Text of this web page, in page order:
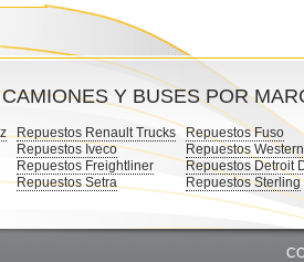
Y BUSES POR
Repuestos Renault Trucks
Repuestos Iveco
Repuestos Freightliner
Repuestos Setra
Repuestos Fuso
Repuestos
Repuestos Detroit
Repuestos Sterling